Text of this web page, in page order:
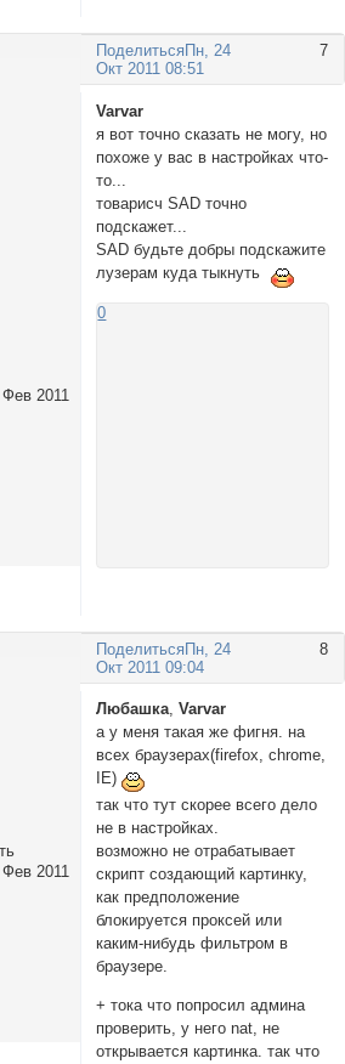
Поделиться 7
Пн, 24
Окт 2011 08:51
2011
Varvar
я вот точно сказать не могу, но
похоже у вас в настройках что-
то...
товарисч SAD точно
подскажет...
SAD будьте добры подскажите
лузерам куда тыкнуть
0
Поделиться 8
Пн, 24
Окт 2011 09:04
2011
Любашка,Varvar
а у меня такая же фигня. на
всех браузерах(firefox, chrome,
IE)
так что тут скорее всего дело
не в настройках.
возможно не отрабатывает
скрипт создающий картинку,
как предположение
блокируется проксей или
каким-нибудь фильтром в
браузере.
+ тока что попросил админа
проверить, у него nat, не
открывается картинка. так что